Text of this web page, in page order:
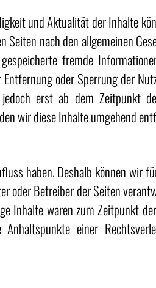
und Aktualität der Inhalte
nach den allgemeinen
fremde
oder Sperrung der
erst ab dem Zeitpunkt
wir diese Inhalte umgehend
haben. Deshalb können wir
oder Betreiber der Seiten
Inhalte waren zum Zeitpunkt
einer